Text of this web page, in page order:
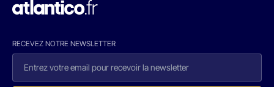
RECEVEZ NOTRE NEWSLETTER